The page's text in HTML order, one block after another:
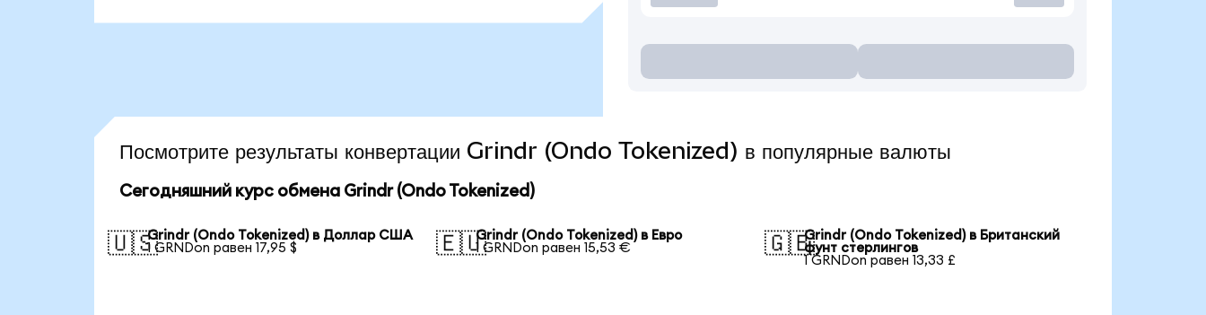
Посмотрите результаты конвертации Grindr (Ondo Tokenized) в популярные валюты
Сегодняшний курс обмена Grindr (Ondo Tokenized)
🇺🇸Grindr (Ondo Tokenized) в Доллар США
1 GRNDon равен 17,95 $
🇪🇺Grindr (Ondo Tokenized) в Евро
1 GRNDon равен 15,53 €
🇬🇧Grindr (Ondo Tokenized) в Британский
фунт стерлингов
1 GRNDon равен 13,33 £